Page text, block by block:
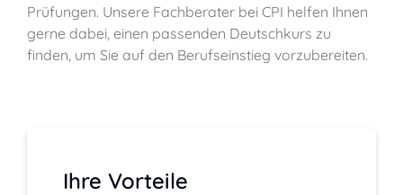
Prüfungen. Unsere Fachberater bei CPI helfen Ihnen
gerne dabei, einen passenden Deutschkurs zu
finden, um Sie auf den Berufseinstieg vorzubereiten.
Ihre Vorteile